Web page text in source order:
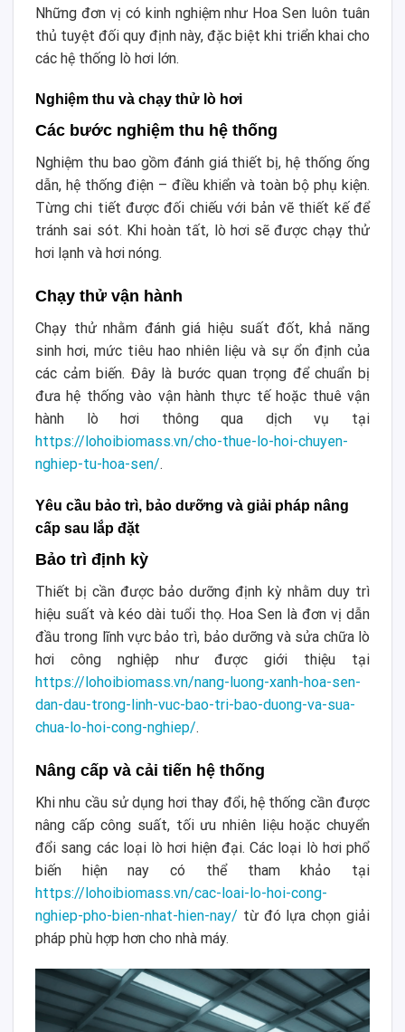
Những đơn vị có kinh nghiệm như Hoa Sen luôn tuân
thủ tuyệt đối quy định này, đặc biệt khi triển khai cho
các hệ thống lò hơi lớn.
Nghiệm thu và chạy thử lò hơi
Các bước nghiệm thu hệ thống
Nghiệm thu bao gồm đánh giá thiết bị, hệ thống ống
dẫn, hệ thống điện – điều khiển và toàn bộ phụ kiện.
Từng chi tiết được đối chiếu với bản vẽ thiết kế để
tránh sai sót. Khi hoàn tất, lò hơi sẽ được chạy thử
hơi lạnh và hơi nóng.
Chạy thử vận hành
Chạy thử nhằm đánh giá hiệu suất đốt, khả năng
sinh hơi, mức tiêu hao nhiên liệu và sự ổn định của
các cảm biến. Đây là bước quan trọng để chuẩn bị
đưa hệ thống vào vận hành thực tế hoặc thuê vận
hành lò hơi thông qua dịch vụ tại
https://lohoibiomass.vn/cho-thue-lo-hoi-chuyen-
nghiep-tu-hoa-sen/.
Yêu cầu bảo trì, bảo dưỡng và giải pháp nâng
cấp sau lắp đặt
Bảo trì định kỳ
Thiết bị cần được bảo dưỡng định kỳ nhằm duy trì
hiệu suất và kéo dài tuổi thọ. Hoa Sen là đơn vị dẫn
đầu trong lĩnh vực bảo trì, bảo dưỡng và sửa chữa lò
hơi công nghiệp như được giới thiệu tại
https://lohoibiomass.vn/nang-luong-xanh-hoa-sen-
dan-dau-trong-linh-vuc-bao-tri-bao-duong-va-sua-
chua-lo-hoi-cong-nghiep/.
Nâng cấp và cải tiến hệ thống
Khi nhu cầu sử dụng hơi thay đổi, hệ thống cần được
nâng cấp công suất, tối ưu nhiên liệu hoặc chuyển
đổi sang các loại lò hơi hiện đại. Các loại lò hơi phổ
biến hiện nay có thể tham khảo tại
https://lohoibiomass.vn/cac-loai-lo-hoi-cong-
nghiep-pho-bien-nhat-hien-nay/ từ đó lựa chọn giải
pháp phù hợp hơn cho nhà máy.